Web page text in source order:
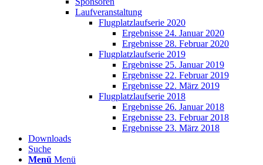
Laufveranstaltung
Flugplatzlaufserie 2020
Ergebnisse 24. Januar 2020
Ergebnisse 28. Februar 2020
Flugplatzlaufserie 2019
Ergebnisse 25. Januar 2019
Ergebnisse 22. Februar 2019
Ergebnisse 22. März 2019
Flugplatzlaufserie 2018
Ergebnisse 26. Januar 2018
Ergebnisse 23. Februar 2018
Ergebnisse 23. März 2018
Downloads
Suche
Menü Menü